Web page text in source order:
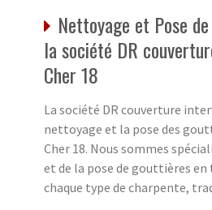
Nettoyage et Pose
la société DR
Cher 18
La société DR couverture
nettoyage et la pose des
Cher 18. Nous sommes
et de la pose de gouttières en
chaque type de charpente,